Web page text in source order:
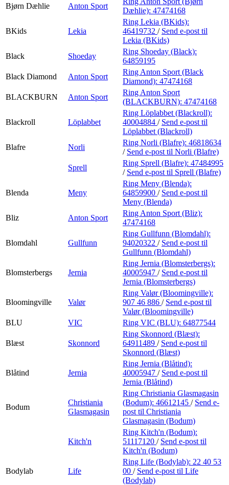
Bjørn Dæhlie
Anton Sport
Dæhlie): 47474168
BKids Lekia
Ring Lekia (BKids):
46419732 / Send e-post til
Lekia (BKids)
Black
Shoeday
Ring Shoeday (Black):
64859195
Black Diamond
Anton Sport
Ring Anton Sport (Black
Diamond): 47474168
BLACKBURN
Anton Sport
Ring Anton Sport
(BLACKBURN): 47474168
Blackroll Löplabbet
Ring Löplabbet (Blackroll):
40004884 / Send e-post til
Löplabbet (Blackroll)
Blafre
Norli
Ring Norli (Blafre): 46818634
/ Send e-post til Norli (Blafre)
Sprell
Ring Sprell (Blafre): 47484995
/ Send e-post til Sprell (Blafre)
Blenda Meny
Ring Meny (Blenda):
64859900 / Send e-post til
Meny (Blenda)
Bliz
Anton Sport
Ring Anton Sport (Bliz):
47474168
Blomdahl Gullfunn
Ring Gullfunn (Blomdahl):
94020322 / Send e-post til
Gullfunn (Blomdahl)
Blomsterbergs Jernia
Ring Jernia (Blomsterbergs):
40005947 / Send e-post til
Jernia (Blomsterbergs)
Bloomingville Valør
Ring Valør (Bloomingville):
907 46 886 / Send e-post til
Valør (Bloomingville)
BLU
VIC Ring VIC (BLU): 64877544
Blæst Skonnord
Ring Skonnord (Blæst):
64911489 / Send e-post til
Skonnord (Blæst)
Blåtind Jernia
Ring Jernia (Blåtind):
40005947 / Send e-post til
Jernia (Blåtind)
Bodum
Christiania
Glasmagasin
Ring Christiania Glasmagasin
(Bodum): 46612145 / Send e-
post til Christiania
Glasmagasin (Bodum)
Kitch'n
Ring Kitch'n (Bodum):
51117120 / Send e-post til
Kitch'n (Bodum)
Bodylab Life
Ring Life (Bodylab): 22 40 53
00 / Send e-post til Life
(Bodylab)